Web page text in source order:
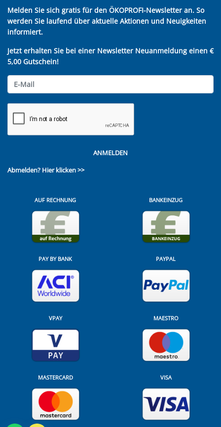
Melden Sie sich gratis für den ÖKOPROFI-Newsletter an. So
werden Sie laufend über aktuelle Aktionen und Neuigkeiten
informiert.
Jetzt erhalten Sie bei einer Newsletter Neuanmeldung einen €
5,00 Gutschein!
ANMELDEN
Abmelden? Hier klicken >>
AUF RECHNUNG BANKEINZUG
PAY BY BANK PAYPAL
VPAY MAESTRO
MASTERCARD VISA